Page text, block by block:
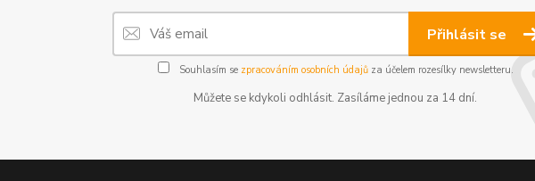
Přihlásit se
Souhlasím se zpracováním osobních údajůza účelem rozesílky newsletteru.
Můžete se kdykoli odhlásit. Zasíláme jednou za 14 dní.